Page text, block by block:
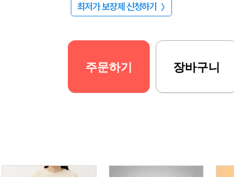
최저가 보장제 신청하기 〉
주문하기 장바구니